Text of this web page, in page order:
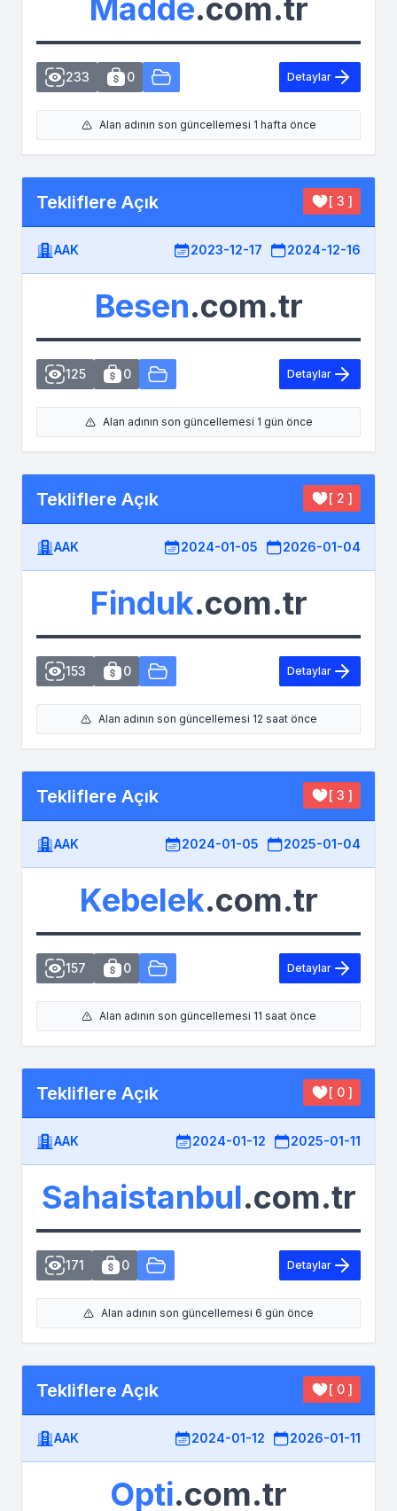
Madde.com.tr
233 0 Detaylar
Alan adının son güncellemesi 1 hafta önce
Tekliflere Açık [ 3 ]
AAK 2023-12-17 2024-12-16
Besen.com.tr
125 0 Detaylar
Alan adının son güncellemesi 1 gün önce
Tekliflere Açık [ 2 ]
AAK 2024-01-05 2026-01-04
Finduk.com.tr
153 0 Detaylar
Alan adının son güncellemesi 12 saat önce
Tekliflere Açık [ 3 ]
AAK 2024-01-05 2025-01-04
Kebelek.com.tr
157 0 Detaylar
Alan adının son güncellemesi 11 saat önce
Tekliflere Açık [ 0 ]
AAK 2024-01-12 2025-01-11
Sahaistanbul.com.tr
171 0 Detaylar
Alan adının son güncellemesi 6 gün önce
Tekliflere Açık [ 0 ]
AAK 2024-01-12 2026-01-11
Opti.com.tr